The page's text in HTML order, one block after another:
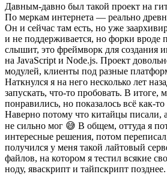
Давным-давно был такой проект на
По меркам интернета — реально
Он и сейчас там есть, но уже
и не поддерживается, но форки вроде
слышит, это фреймворк для создания
на JavaScript и Node.js. Проект
модулей, клиенты под разные
Наткнулся я на него несколько лет
запускать, что-то пробовать. В
понравились, но показалось всё как-
Наверно потому что китайцы писали,
не сильно мог 😅 В общем, оттуда я
интересные решения, потом
получился у меня такой лайтовый
файлов, на котором я тестил всякие
ноду, яваскрипт и тайпскрипт позднее.